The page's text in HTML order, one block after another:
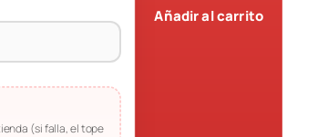
(si falla, el tope
Añadir al carrito